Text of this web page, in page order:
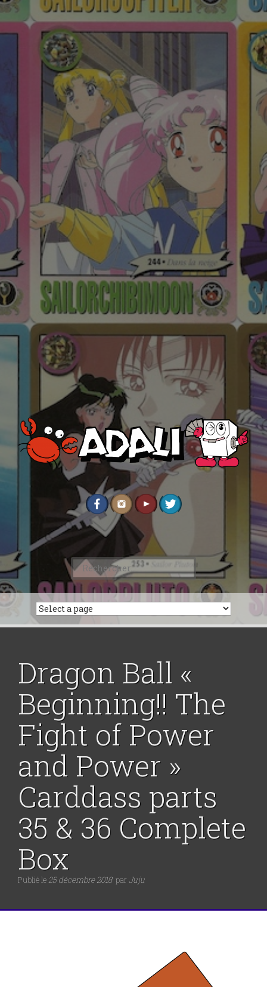
Rechercher :
Dragon Ball «
Beginning!! The
Fight of Power
and Power »
Carddass parts
35 & 36 Complete
Box
Publié le 25 décembre 2018 parJuju